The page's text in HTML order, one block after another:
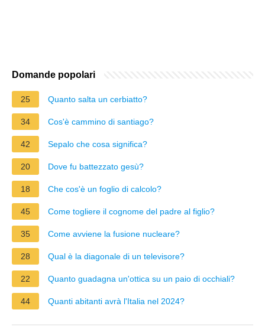
Domande popolari
25 Quanto salta un cerbiatto?
34 Cos'è cammino di santiago?
42 Sepalo che cosa significa?
20 Dove fu battezzato gesù?
18 Che cos'è un foglio di calcolo?
45 Come togliere il cognome del padre al figlio?
35 Come avviene la fusione nucleare?
28 Qual è la diagonale di un televisore?
22 Quanto guadagna un'ottica su un paio di occhiali?
44 Quanti abitanti avrà l'Italia nel 2024?